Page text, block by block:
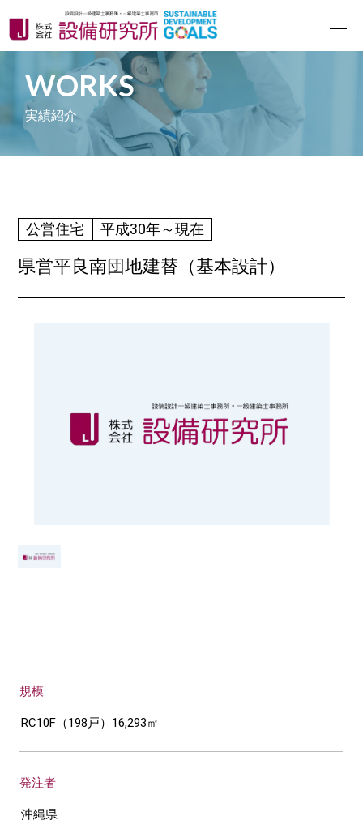
WORKS
実績紹介
県営平良南団地建替（基本設計）
公営住宅 平成30年～現在
規模
RC10F（198戸）16,293㎡
発注者
沖縄県